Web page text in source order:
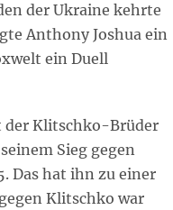
der Ukraine kehrte
Anthony Joshua ein
ein Duell
der Klitschko-Brüder
Sieg gegen
Das hat ihn zu einer
Klitschko war